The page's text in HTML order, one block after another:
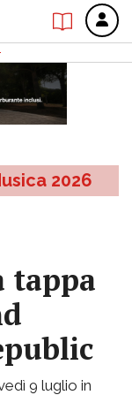
2026
tappa
9 luglio in